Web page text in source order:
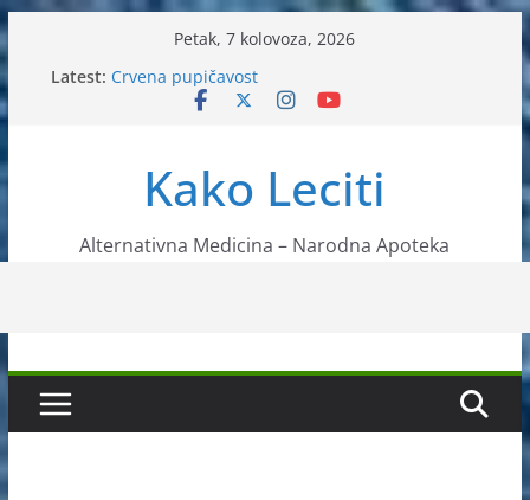
Skip
content
Petak, 7 kolovoza, 2026
Latest: Crvena pupičavost
Čir na želucu – Liječenje prirodnim metodama
Liječenje bubrežnog kamenca uz pomoć čaja
Kako Leciti
Alternativna Medicina – Narodna Apoteka